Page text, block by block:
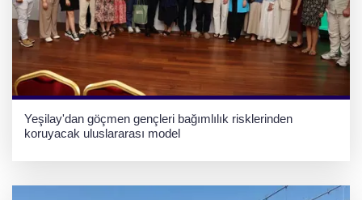
Yeşilay'dan göçmen gençleri bağımlılık risklerinden
koruyacak uluslararası model